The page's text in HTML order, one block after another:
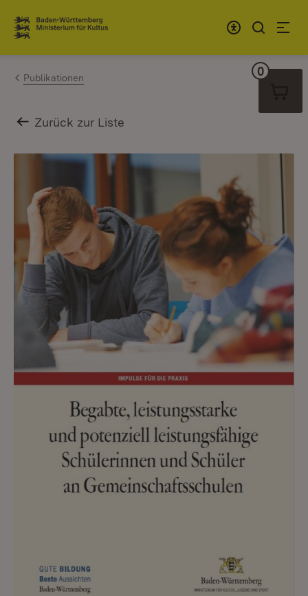
Zum Inhalt springen
Link zur Startseite
Publikationen
Zurück zur Liste
0